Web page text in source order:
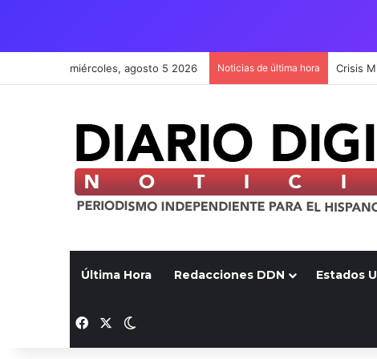
miércoles, agosto 5 2026 Noticias de última hora
Última Hora Redacciones DDN Estados
Facebook